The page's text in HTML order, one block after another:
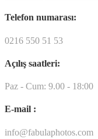
Telefon numarası:
0216 550 51 53
Açılış saatleri:
Paz - Cum: 9.00 - 18:00
E-mail :
info@fabulaphotos.com